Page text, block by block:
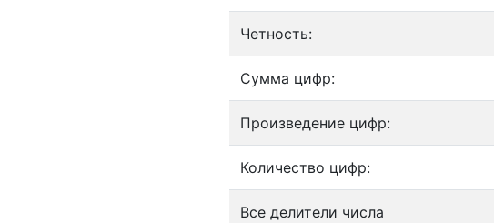
Четность:
Сумма цифр:
Произведение цифр:
Количество цифр:
Все делители числа